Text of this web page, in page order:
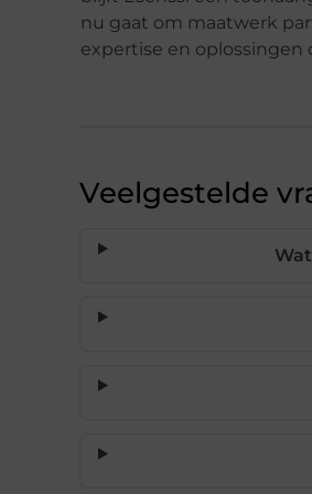
nu gaat om maatwerk
expertise en oplossingen
Veelgestelde